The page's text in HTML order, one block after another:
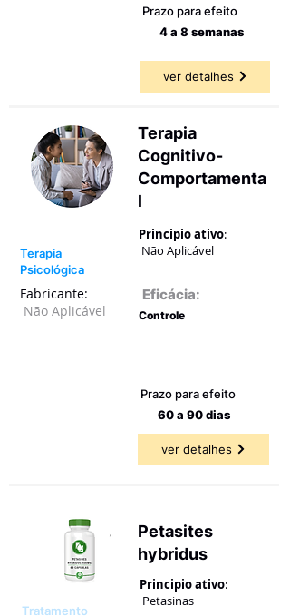
Prazo para efeito
4 a 8 semanas
ver detalhes
Terapia
Psicológica
Fabricante:
Não Aplicável
Terapia
Cognitivo-
Comportamenta
l
Principio ativo:
Não Aplicável
Eficácia:
Controle
Prazo para efeito
60 a 90 dias
ver detalhes
Tratamento
Petasites
hybridus
Principio ativo:
Petasinas